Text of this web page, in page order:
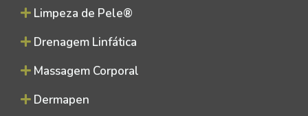
Limpeza de Pele®
Drenagem Linfática
Massagem Corporal
Dermapen